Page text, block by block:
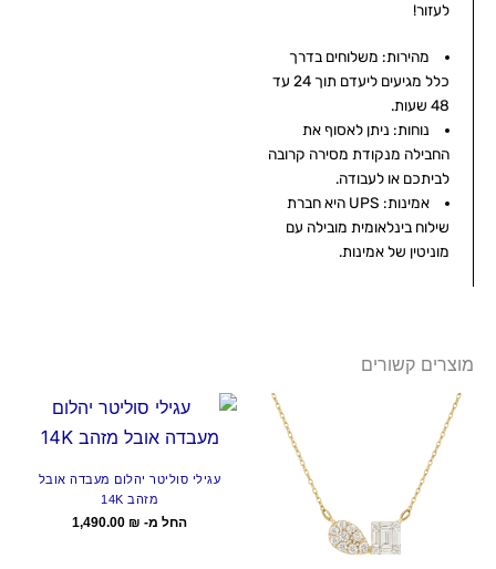
לעזור!
מהירות: משלוחים בדרך
כלל מגיעים ליעדם תוך 24 עד
48 שעות.
נוחות: ניתן לאסוף את
החבילה מנקודת מסירה קרובה
לביתכם או לעבודה.
אמינות: UPS היא חברת
שילוח בינלאומית מובילה עם
מוניטין של אמינות.
מוצרים קשורים
עגילי סוליטר יהלום מעבדה אובל
מזהב 14K
החל מ- 1,490.00 ₪